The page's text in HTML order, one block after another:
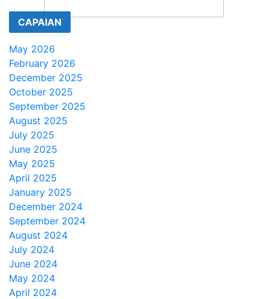
CAPAIAN
May 2026
February 2026
December 2025
October 2025
September 2025
August 2025
July 2025
June 2025
May 2025
April 2025
January 2025
December 2024
September 2024
August 2024
July 2024
June 2024
May 2024
April 2024